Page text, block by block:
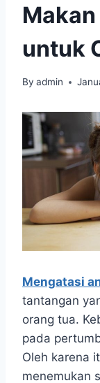
untuk
By admin
Mengatasi
tantangan
orang tua.
pada
Oleh karena
menemukan